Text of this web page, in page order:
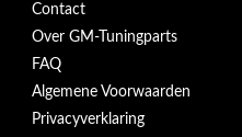
Contact
Over GM-Tuningparts
FAQ
Algemene Voorwaarden
Privacyverklaring